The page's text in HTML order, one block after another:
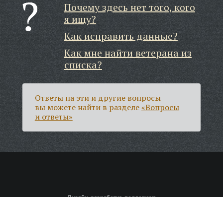
Почему здесь нет того, кого
я ищу?
Как исправить данные?
Как мне найти ветерана из
списка?
Ответы на эти и другие вопросы
вы можете найти в разделе«Вопросы
и ответы»